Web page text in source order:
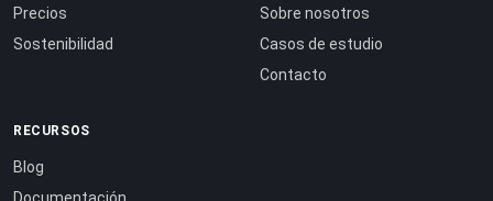
Precios
Sostenibilidad
Sobre nosotros
Casos de estudio
Contacto
RECURSOS
Blog